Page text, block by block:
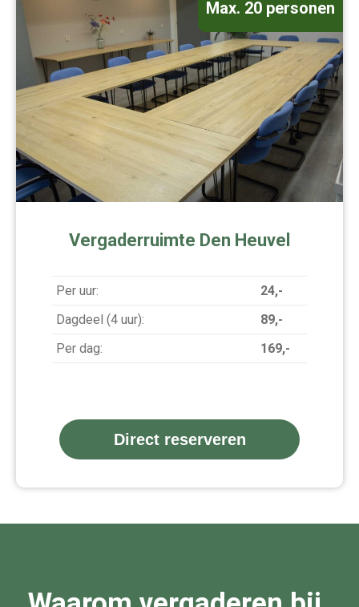
Max. 20 personen
Vergaderruimte Den Heuvel
Per uur:
24,-
Dagdeel (4 uur):
89,-
Per dag:
169,-
Direct reserveren